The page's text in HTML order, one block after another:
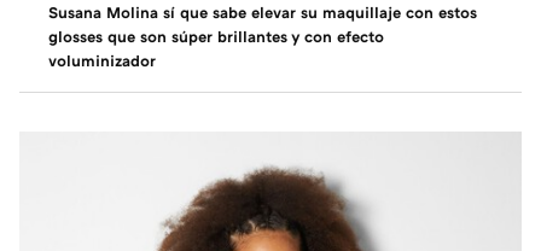
Susana Molina sí que sabe elevar su maquillaje con estos
glosses que son súper brillantes y con efecto
voluminizador